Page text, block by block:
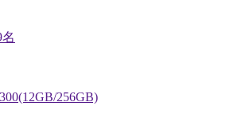
名